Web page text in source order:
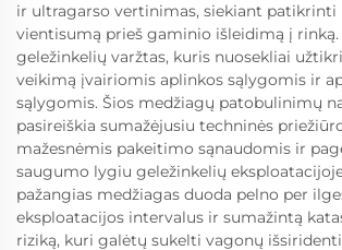
ir ultragarso vertinimas, siekiant patikrinti
vientisumą prieš gaminio išleidimą į rinką.
geležinkelių varžtas, kuris nuosekliai
veikimą įvairiomis aplinkos sąlygomis ir
sąlygomis. Šios medžiagų patobulinimų
pasireiškia sumažėjusiu techninės
mažesnėmis pakeitimo sąnaudomis ir
saugumo lygiu geležinkelių
pažangias medžiagas duoda pelno per
eksploatacijos intervalus ir sumažintą
riziką, kuri galėtų sukelti vagonų